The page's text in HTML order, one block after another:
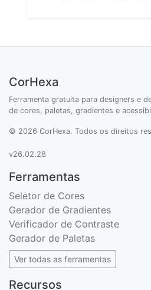
CorHexa
Ferramenta gratuita para designers e
de cores, paletas, gradientes e
© 2026 CorHexa. Todos os direitos
v26.02.28
Ferramentas
Seletor de Cores
Gerador de Gradientes
Verificador de Contraste
Gerador de Paletas
Ver todas as ferramentas
Recursos